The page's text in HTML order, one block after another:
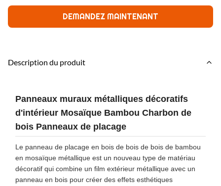
DEMANDEZ MAINTENANT
Description du produit
Panneaux muraux métalliques décoratifs
d'intérieur Mosaïque Bambou Charbon de
bois Panneaux de placage
Le panneau de placage en bois de bois de bois de bambou
en mosaïque métallique est un nouveau type de matériau
décoratif qui combine un film extérieur métallique avec un
panneau en bois pour créer des effets esthétiques